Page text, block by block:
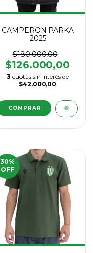
CAMPERON PARKA
2025
$180.000,00
$126.000,00
3 cuotas sin interés de
$42.000,00
COMPRAR
30%
OFF